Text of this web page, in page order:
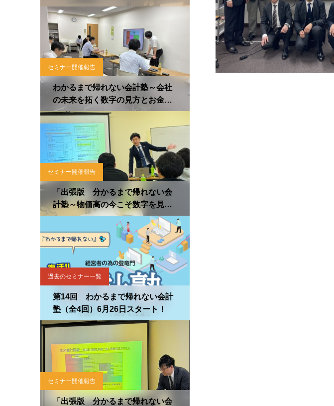
残し方～〈第2講目2026.7.24〉
セミナー開催報告
わかるまで帰れない会計塾～会社
の未来を拓く数字の見方とお金の
残し方～〈第1講目2026.7.10〉
セミナー開催報告
「出張版 分かるまで帰れない会
計塾～物価高の今こそ数字を見直
せ～」第3講目開催！〈2026.5.1〉
過去のセミナー一覧
第14回 わかるまで帰れない会計
塾（全4回）6月26日スタート！
セミナー開催報告
「出張版 分かるまで帰れない会